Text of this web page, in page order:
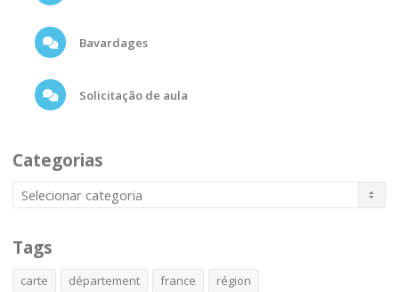
Bavardages
Solicitação de aula
Categorias
Tags
carte département france région